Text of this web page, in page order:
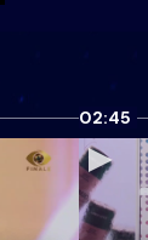
02:45